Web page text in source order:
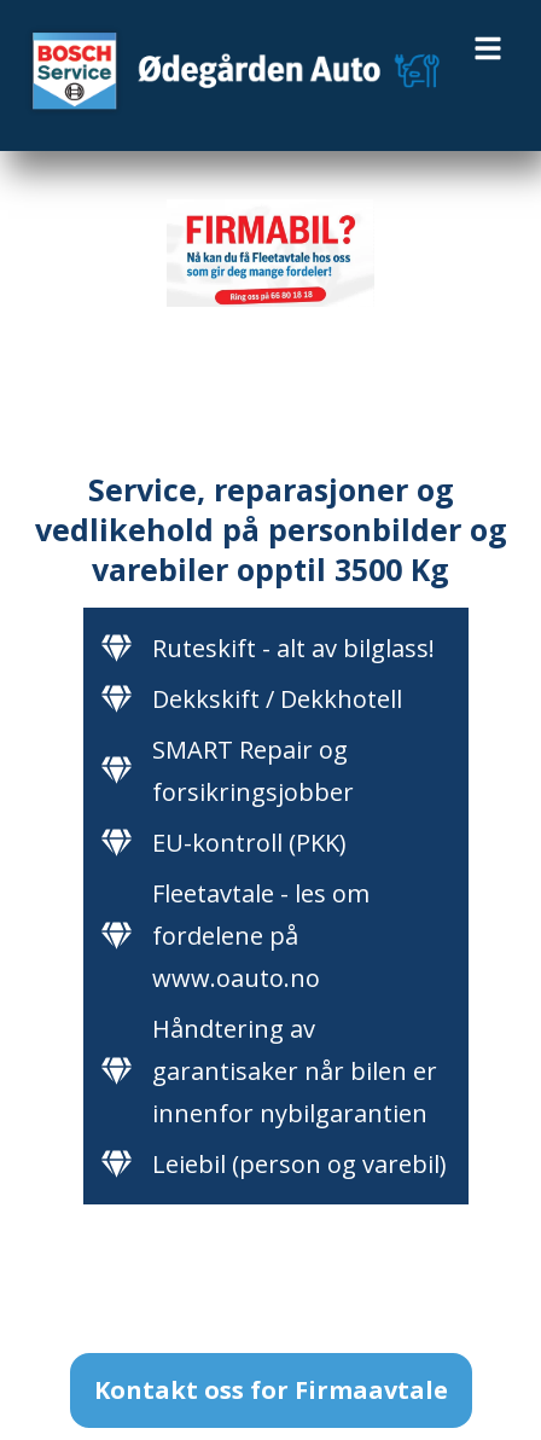
Service, reparasjoner og
vedlikehold på personbilder og
varebiler opptil 3500 Kg
Ruteskift - alt av bilglass!
Dekkskift / Dekkhotell
SMART Repair og
forsikringsjobber
EU-kontroll (PKK)
Fleetavtale - les om
fordelene på
www.oauto.no
Håndtering av
garantisaker når bilen er
innenfor nybilgarantien
Leiebil (person og varebil)
Kontakt oss for Firmaavtale